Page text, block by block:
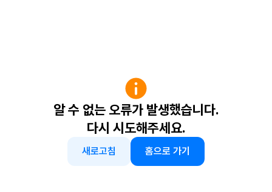
알 수 없는 오류가 발생했습니다.
다시 시도해주세요.
새로고침 홈으로 가기